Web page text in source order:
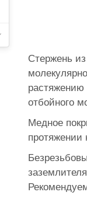
Стержень
отбойного
Медное
протяжении